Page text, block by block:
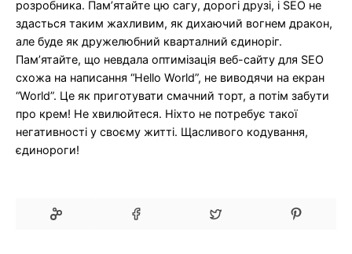
розробника. Пам’ятайте цю сагу, дорогі друзі, і SEO не
здасться таким жахливим, як дихаючий вогнем дракон,
але буде як дружелюбний кварталний єдиноріг.
Пам’ятайте, що невдала оптимізація веб-сайту для SEO
схожа на написання “Hello World”, не виводячи на екран
“World”. Це як приготувати смачний торт, а потім забути
про крем! Не хвилюйтеся. Ніхто не потребує такої
негативності у своєму житті. Щасливого кодування,
єдинороги!